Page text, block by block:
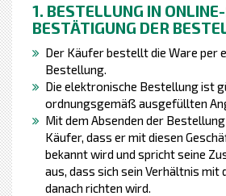
1. BESTELLUNG IN
BESTÄTIGUNG DER
Der Käufer bestellt die Ware per
Bestellung.
Die elektronische Bestellung ist
ordnungsgemäß ausgefüllten
Mit dem Absenden der
Käufer, dass er mit diesen
bekannt wird und spricht seine
aus, dass sich sein Verhältnis mit
danach richten wird.